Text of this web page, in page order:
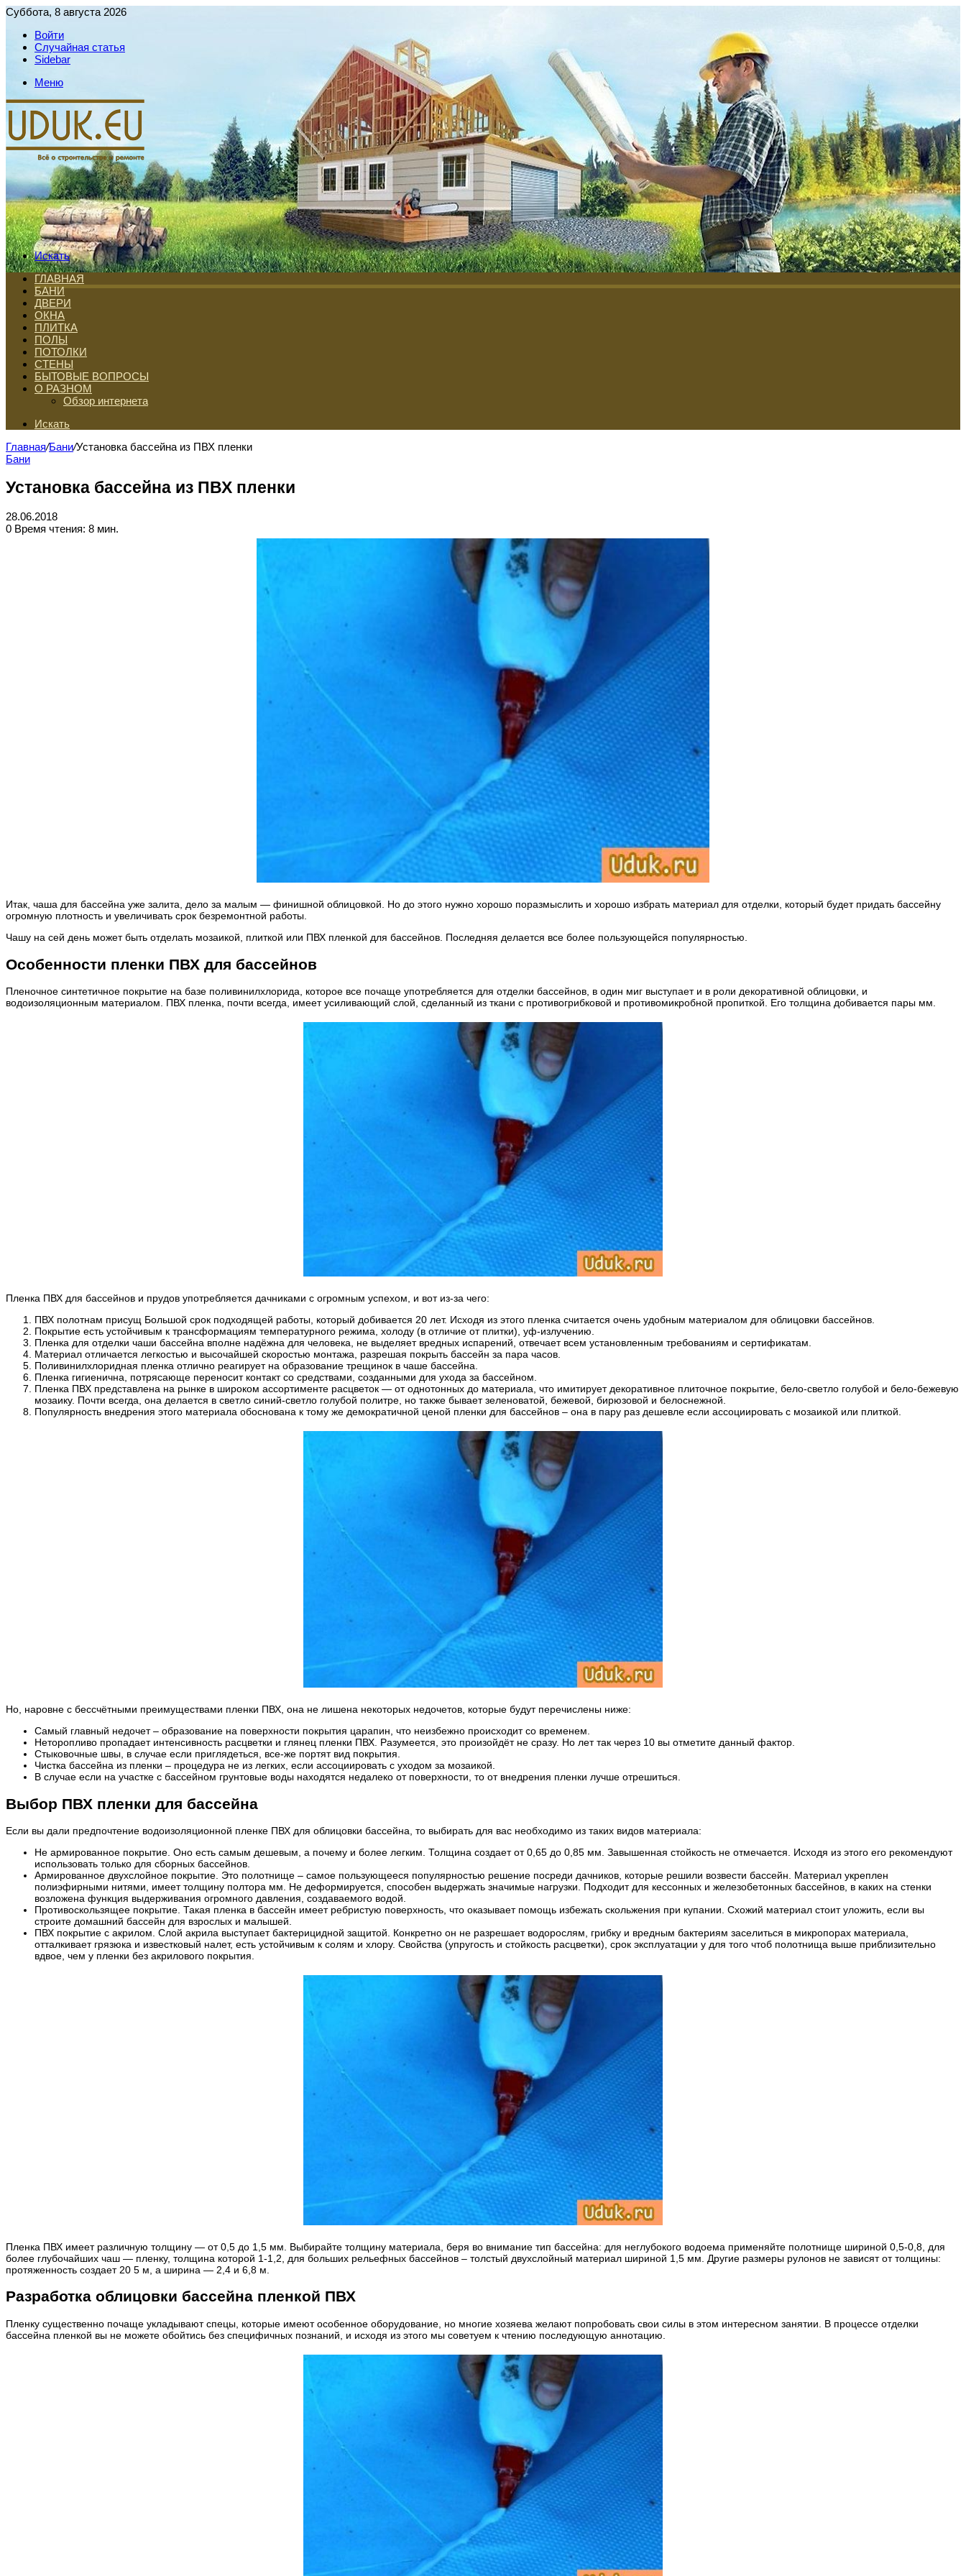
Суббота, 8 августа 2026
Войти
Случайная статья
Sidebar
Меню
Искать
ГЛАВНАЯ
БАНИ
ДВЕРИ
ОКНА
ПЛИТКА
ПОЛЫ
ПОТОЛКИ
СТЕНЫ
БЫТОВЫЕ ВОПРОСЫ
О РАЗНОМ
Обзор интернета
Искать
Главная/Бани/Установка бассейна из ПВХ пленки
Бани
Установка бассейна из ПВХ пленки
28.06.2018
0 Время чтения: 8 мин.
Итак, чаша для бассейна уже залита, дело за малым — финишной облицовкой. Но до этого нужно хорошо поразмыслить и хорошо избрать материал для отделки, который будет придать бассейну
огромную плотность и увеличивать срок безремонтной работы.
Чашу на сей день может быть отделать мозаикой, плиткой или ПВХ пленкой для бассейнов. Последняя делается все более пользующейся популярностью.
Особенности пленки ПВХ для бассейнов
Пленочное синтетичное покрытие на базе поливинилхлорида, которое все почаще употребляется для отделки бассейнов, в один миг выступает и в роли декоративной облицовки, и
водоизоляционным материалом. ПВХ пленка, почти всегда, имеет усиливающий слой, сделанный из ткани с противогрибковой и противомикробной пропиткой. Его толщина добивается пары мм.
Пленка ПВХ для бассейнов и прудов употребляется дачниками с огромным успехом, и вот из-за чего:
ПВХ полотнам присущ Большой срок подходящей работы, который добивается 20 лет. Исходя из этого пленка считается очень удобным материалом для облицовки бассейнов.
Покрытие есть устойчивым к трансформациям температурного режима, холоду (в отличие от плитки), уф-излучению.
Пленка для отделки чаши бассейна вполне надёжна для человека, не выделяет вредных испарений, отвечает всем установленным требованиям и сертификатам.
Материал отличается легкостью и высочайшей скоростью монтажа, разрешая покрыть бассейн за пара часов.
Поливинилхлоридная пленка отлично реагирует на образование трещинок в чаше бассейна.
Пленка гигиенична, потрясающе переносит контакт со средствами, созданными для ухода за бассейном.
Пленка ПВХ представлена на рынке в широком ассортименте расцветок — от однотонных до материала, что имитирует декоративное плиточное покрытие, бело-светло голубой и бело-бежевую
мозаику. Почти всегда, она делается в светло синий-светло голубой политре, но также бывает зеленоватой, бежевой, бирюзовой и белоснежной.
Популярность внедрения этого материала обоснована к тому же демократичной ценой пленки для бассейнов – она в пару раз дешевле если ассоциировать с мозаикой или плиткой.
Но, наровне с бессчётными преимуществами пленки ПВХ, она не лишена некоторых недочетов, которые будут перечислены ниже:
Самый главный недочет – образование на поверхности покрытия царапин, что неизбежно происходит со временем.
Неторопливо пропадает интенсивность расцветки и глянец пленки ПВХ. Разумеется, это произойдёт не сразу. Но лет так через 10 вы отметите данный фактор.
Стыковочные швы, в случае если приглядеться, все-же портят вид покрытия.
Чистка бассейна из пленки – процедура не из легких, если ассоциировать с уходом за мозаикой.
В случае если на участке с бассейном грунтовые воды находятся недалеко от поверхности, то от внедрения пленки лучше отрешиться.
Выбор ПВХ пленки для бассейна
Если вы дали предпочтение водоизоляционной пленке ПВХ для облицовки бассейна, то выбирать для вас необходимо из таких видов материала:
Не армированное покрытие. Оно есть самым дешевым, а почему и более легким. Толщина создает от 0,65 до 0,85 мм. Завышенная стойкость не отмечается. Исходя из этого его рекомендуют
использовать только для сборных бассейнов.
Армированное двухслойное покрытие. Это полотнище – самое пользующееся популярностью решение посреди дачников, которые решили возвести бассейн. Материал укреплен
полиэфирными нитями, имеет толщину полтора мм. Не деформируется, способен выдержать значимые нагрузки. Подходит для кессонных и железобетонных бассейнов, в каких на стенки
возложена функция выдерживания огромного давления, создаваемого водой.
Противоскользящее покрытие. Такая пленка в бассейн имеет ребристую поверхность, что оказывает помощь избежать скольжения при купании. Схожий материал стоит уложить, если вы
строите домашний бассейн для взрослых и малышей.
ПВХ покрытие с акрилом. Слой акрила выступает бактерицидной защитой. Конкретно он не разрешает водорослям, грибку и вредным бактериям заселиться в микропорах материала,
отталкивает грязюка и известковый налет, есть устойчивым к солям и хлору. Свойства (упругость и стойкость расцветки), срок эксплуатации у для того чтоб полотнища выше приблизительно
вдвое, чем у пленки без акрилового покрытия.
Пленка ПВХ имеет различную толщину — от 0,5 до 1,5 мм. Выбирайте толщину материала, беря во внимание тип бассейна: для неглубокого водоема применяйте полотнище шириной 0,5-0,8, для
более глубочайших чаш — пленку, толщина которой 1-1,2, для больших рельефных бассейнов – толстый двухслойный материал шириной 1,5 мм. Другие размеры рулонов не зависят от толщины:
протяженность создает 20 5 м, а ширина — 2,4 и 6,8 м.
Разработка облицовки бассейна пленкой ПВХ
Пленку существенно почаще укладывают спецы, которые имеют особенное оборудование, но многие хозяева желают попробовать свои силы в этом интересном занятии. В процессе отделки
бассейна пленкой вы не можете обойтись без специфичных познаний, и исходя из этого мы советуем к чтению последующую аннотацию.